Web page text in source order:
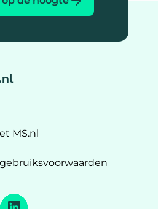
MS.nl
LinkedIn